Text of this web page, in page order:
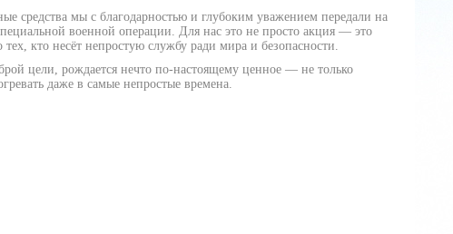
средства мы с благодарностью и глубоким уважением передали на
военной операции. Для нас это не просто акция — это
кто несёт непростую службу ради мира и безопасности.
цели, рождается нечто по‑настоящему ценное — не только
даже в самые непростые времена.